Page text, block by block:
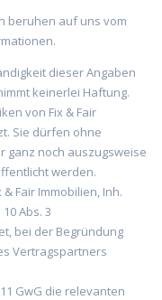
beruhen auf uns vom
dieser Angaben
keinerlei Haftung.
von Fix & Fair
Sie dürfen ohne
ganz noch auszugsweise
werden.
& Fair Immobilien, Inh.
Abs. 3
bei der Begründung
Vertragspartners
GwG die relevanten